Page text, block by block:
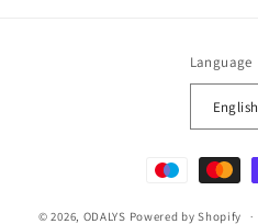
Language
English
Payment
methods
© 2026, ODALYS Powered by Shopify